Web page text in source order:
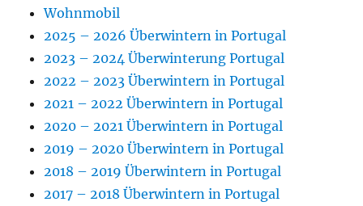
Wohnmobil
2025 – 2026 Überwintern in Portugal
2023 – 2024 Überwinterung Portugal
2022 – 2023 Überwintern in Portugal
2021 – 2022 Überwintern in Portugal
2020 – 2021 Überwintern in Portugal
2019 – 2020 Überwintern in Portugal
2018 – 2019 Überwintern in Portugal
2017 – 2018 Überwintern in Portugal